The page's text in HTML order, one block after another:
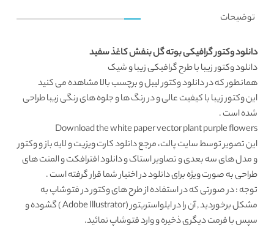
توضیحات
دانلود وکتور گرافیکی بوته گل بنفش کاغذ سفید
دانلود وکتورزیبا با طرح گرافیکی زیبا و شیک
همانطور که دردانلود وکتور لیبل و برچسببالا مشاهده می کنید
این وکتور زیبا با کیفیت عالی و در رنگ ها و جلوه های رنگی زیبا طراحی
شده است .
Download the white paper vector plant purple flowers
این تصویر توسطسایت پالت، مرجعدانلود کارت ویزیتو لایه باز و وکتور
و مدل های سه بعدی و تصاویر استاک و دانلود افترافکت و المنت های
طراحی به صورت ویژه برای دانلود در اختیار شما قرار گرفته است .
توجه : در صورتی که در استفاده از طرح های وکتور در فتوشاپ به
مشکل برخوردید , آن را در ایلواستریتور (Adobe Illustrator ) گشوده و
سپس با فرمت دیگری ذخیره و وارد فتوشاپ نمائید.